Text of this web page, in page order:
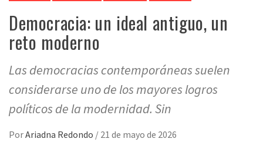
Democracia: un ideal antiguo, un
reto moderno
Las democracias contemporáneas suelen
considerarse uno de los mayores logros
políticos de la modernidad. Sin
PorAriadna Redondo / 21 de mayo de 2026